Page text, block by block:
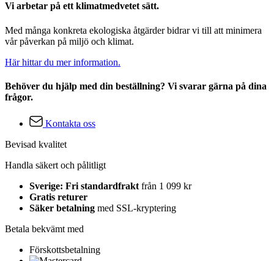
Vi arbetar på ett klimatmedvetet sätt.
Med många konkreta ekologiska åtgärder bidrar vi till att minimera
vår påverkan på miljö och klimat.
Här hittar du mer information.
Behöver du hjälp med din beställning? Vi svarar gärna på dina
frågor.
Kontakta oss
Bevisad kvalitet
Handla säkert och pålitligt
Sverige: Fri standardfrakt från 1 099 kr
Gratis returer
Säker betalning med SSL-kryptering
Betala bekvämt med
Förskottsbetalning